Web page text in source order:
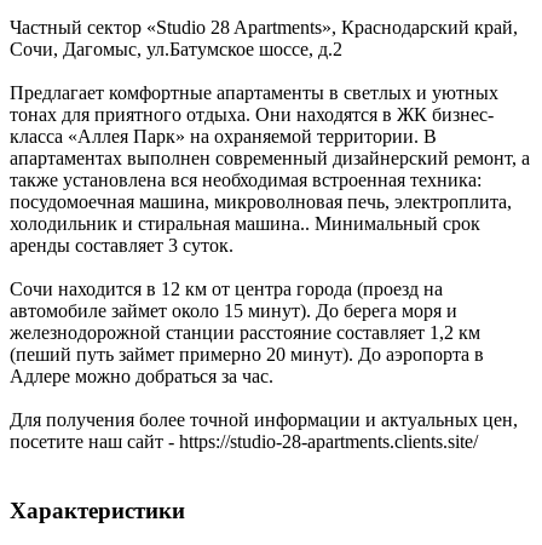
Частный сектор «Studio 28 Apartments», Краснодарский край,
Сочи, Дагомыс, ул.Батумское шоссе, д.2
Предлагает комфортные апартаменты в светлых и уютных
тонах для приятного отдыха. Они находятся в ЖК бизнес-
класса «Аллея Парк» на охраняемой территории. В
апартаментах выполнен современный дизайнерский ремонт, а
также установлена вся необходимая встроенная техника:
посудомоечная машина, микроволновая печь, электроплита,
холодильник и стиральная машина.. Минимальный срок
аренды составляет 3 суток.
Сочи находится в 12 км от центра города (проезд на
автомобиле займет около 15 минут). До берега моря и
железнодорожной станции расстояние составляет 1,2 км
(пеший путь займет примерно 20 минут). До аэропорта в
Адлере можно добраться за час.
Для получения более точной информации и актуальных цен,
посетите наш сайт - https://studio-28-apartments.clients.site/
Характеристики